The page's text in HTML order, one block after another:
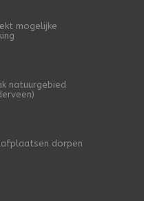
mogelijke
natuurgebied
dorpen